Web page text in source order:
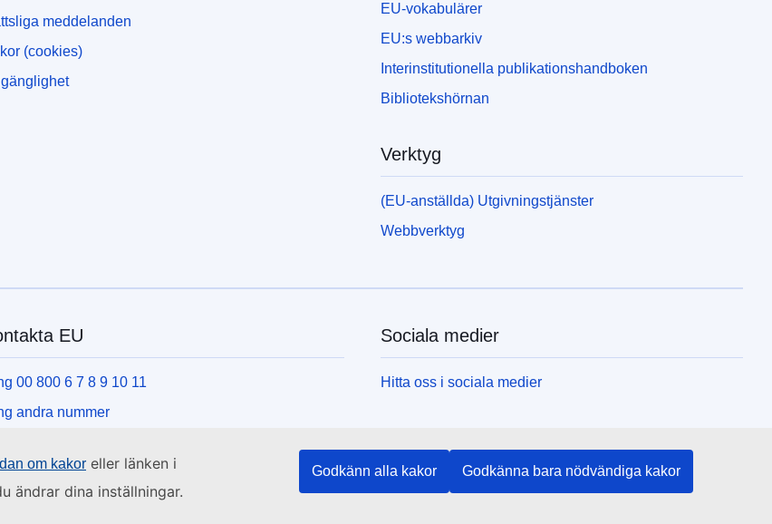
om kakor eller länken i
ändrar dina inställningar.
Godkänn alla kakor Godkänna bara nödvändiga kakor
meddelanden
(cookies)
EU-vokabulärer
EU:s webbarkiv
Interinstitutionella publikationshandboken
Bibliotekshörnan
Verktyg
(EU-anställda) Utgivningstjänster
Webbverktyg
EU
00 800 6 7 8 9 10 11
andra nummer
ett EU-centrum
Sociala medier
Hitta oss i sociala medier